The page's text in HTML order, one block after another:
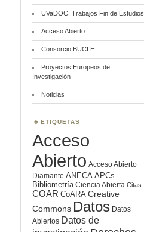
UVaDOC: Trabajos Fin de Estudios
Acceso Abierto
Consorcio BUCLE
Proyectos Europeos de
Investigación
Noticias
ETIQUETAS
Acceso
Abierto Acceso Abierto
Diamante ANECA APCs
Bibliometría Ciencia Abierta Citas
COAR CoARA Creative
Commons Datos Datos
Abiertos Datos de